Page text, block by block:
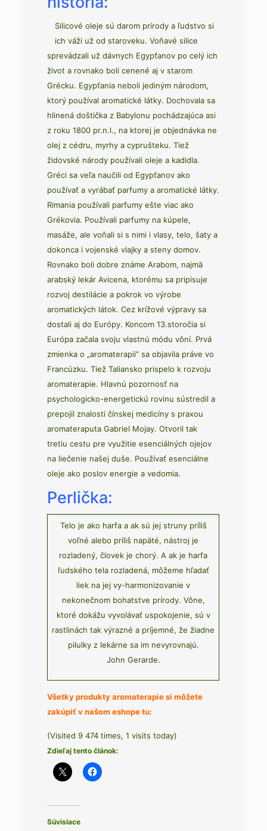
Silicové oleje sú darom prírody a ľudstvo si
ich váži už od staroveku. Voňavé silice
sprevádzali už dávnych Egypťanov po celý ich
život a rovnako boli cenené aj v starom
Grécku. Egypťania neboli jediným národom,
ktorý používal aromatické látky. Dochovala sa
hlinená doštička z Babylonu pochádzajúca asi
z roku 1800 pr.n.l., na ktorej je objednávka ne
olej z cédru, myrhy a cyprušteku. Tiež
židovské národy používali oleje a kadidla.
Gréci sa veľa naučili od Egypťanov ako
používať a vyrábať parfumy a aromatické látky.
Rimania používali parfumy ešte viac ako
Grékovia. Používali parfumy na kúpele,
masáže, ale voňali si s nimi i vlasy, telo, šaty a
dokonca i vojenské vlajky a steny domov.
Rovnako boli dobre známe Arabom, najmä
arabský lekár Avicena, ktorému sa pripisuje
rozvoj destilácie a pokrok vo výrobe
aromatických látok. Cez krížové výpravy sa
dostali aj do Európy. Koncom 13.storočia si
Európa začala svoju vlastnú módu vôní. Prvá
zmienka o „aromaterapii“ sa objavila práve vo
Francúzku. Tiež Taliansko prispelo k rozvoju
aromaterapie. Hlavnú pozornosť na
psychologicko-energetickú rovinu sústredil a
prepojil znalosti čínskej medicíny s praxou
aromateraputa Gabriel Mojay. Otvoril tak
tretiu cestu pre využitie esenciálných ojejov
na liečenie našej duše. Používať esenciálne
oleje ako poslov energie a vedomia.
Perlička:
Telo je ako harfa a ak sú jej struny príliš
voľné alebo príliš napäté, nástroj je
rozladený, človek je chorý. A ak je harfa
ľudského tela rozladená, môžeme hľadať
liek na jej vy-harmonizovanie v
nekonečnom bohatstve prírody. Vône,
ktoré dokážu vyvolávať uspokojenie, sú v
rastlinách tak výrazné a príjemné, že žiadne
pilulky z lekárne sa im nevyrovnajú.
John Gerarde.
Všetky produkty aromaterapie si môžete
zakúpiť v našom eshope tu:
(Visited 9 474 times, 1 visits today)
Zdieľaj tento článok:
Súvisiace